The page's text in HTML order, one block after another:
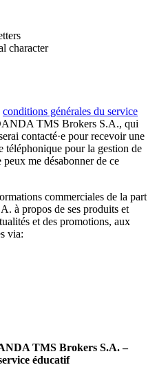
character
conditions générales du service
TMS Brokers S.A., qui
contacté·e pour recevoir une
téléphonique pour la gestion de
me désabonner de ce
commerciales de la part
à propos de ses produits et
et des promotions, aux
via:
TMS Brokers S.A. –
éducatif